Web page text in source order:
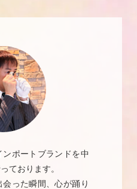
ポートブランドを中
ております。
った瞬間、心が踊り